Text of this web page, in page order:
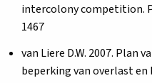
intercolony competition.
1467
van Liere D.W. 2007. Plan
beperking van overlast en